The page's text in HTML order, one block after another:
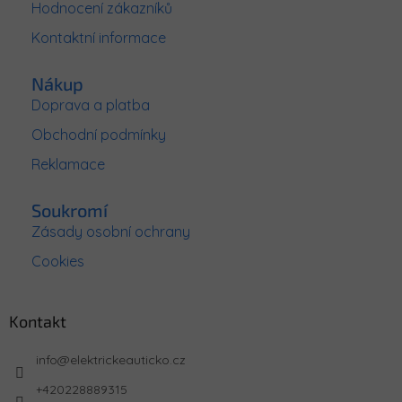
Hodnocení zákazníků
Kontaktní informace
Nákup
Doprava a platba
Obchodní podmínky
Reklamace
Soukromí
Zásady osobní ochrany
Cookies
Kontakt
info@elektrickeauticko.cz
+420228889315